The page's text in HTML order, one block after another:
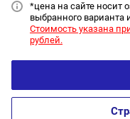
*цена на сайте носит
выбранного варианта
Стоимость указана
рублей.